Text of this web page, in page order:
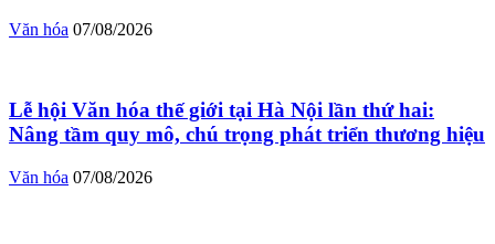
Văn hóa 07/08/2026
Lễ hội Văn hóa thế giới tại Hà Nội lần thứ hai:
Nâng tầm quy mô, chú trọng phát triển thương hiệu
Văn hóa 07/08/2026